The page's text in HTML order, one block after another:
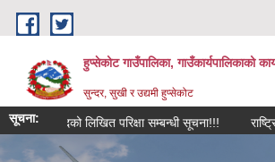
Skip to main content
हुप्सेकोट गाउँपालिका, गाउँकार्यपालिकाको
सुन्दर, सुखी र उद्यमी हुप्सेकोट
सूचना:
पदको लिखित परिक्षा सम्बन्धी सूचना!!! राष्‍ट्रिय